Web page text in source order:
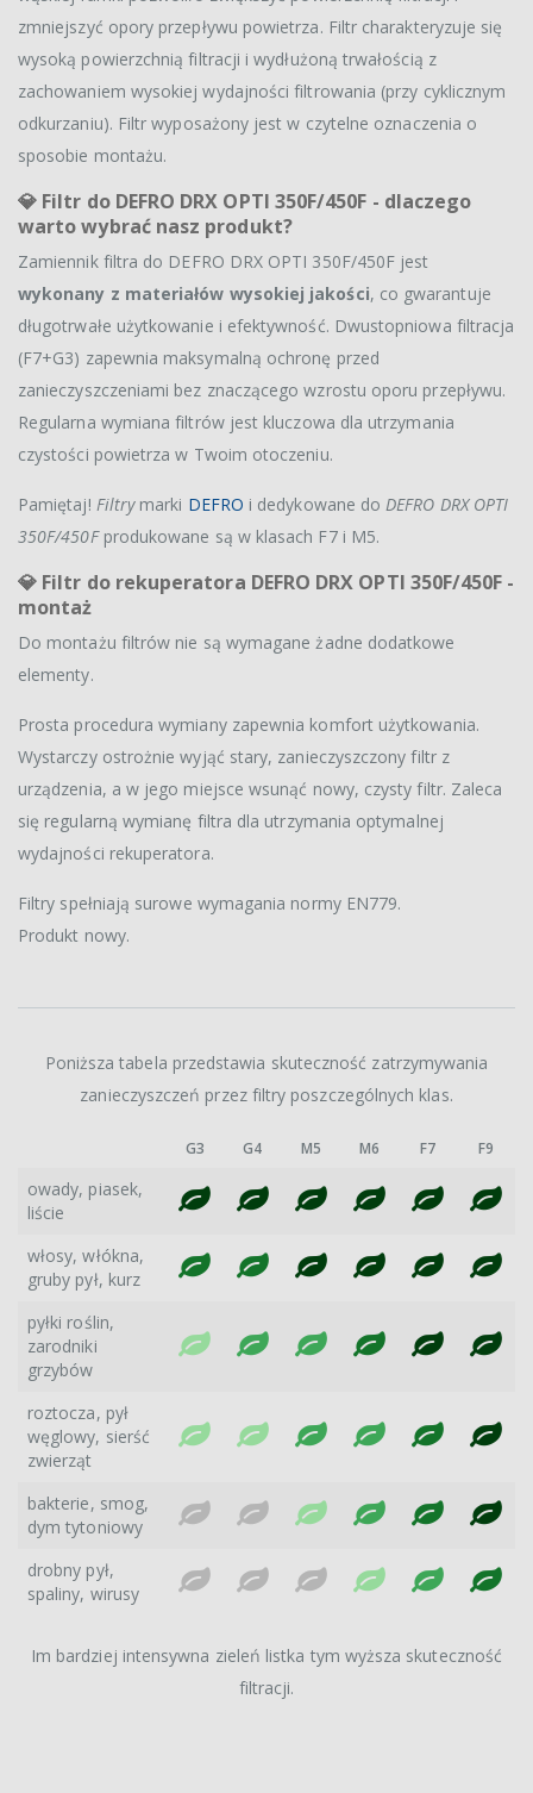
zmniejszyć opory przepływu powietrza. Filtr charakteryzuje się
wysoką powierzchnią filtracji i wydłużoną trwałością z
zachowaniem wysokiej wydajności filtrowania (przy cyklicznym
odkurzaniu). Filtr wyposażony jest w czytelne oznaczenia o
sposobie montażu.
💎 Filtr do DEFRO DRX OPTI 350F/450F - dlaczego
warto wybrać nasz produkt?
Zamiennik filtra do DEFRO DRX OPTI 350F/450F jest
wykonany z materiałów wysokiej jakości, co gwarantuje
długotrwałe użytkowanie i efektywność. Dwustopniowa filtracja
(F7+G3) zapewnia maksymalną ochronę przed
zanieczyszczeniami bez znaczącego wzrostu oporu przepływu.
Regularna wymiana filtrów jest kluczowa dla utrzymania
czystości powietrza w Twoim otoczeniu.
Pamiętaj! Filtrymarki DEFRO i dedykowane do DEFRO DRX OPTI
350F/450Fprodukowane są w klasach F7 i M5.
💎 Filtr do rekuperatora DEFRO DRX OPTI 350F/450F -
montaż
Do montażu filtrów nie są wymagane żadne dodatkowe
elementy.
Prosta procedura wymiany zapewnia komfort użytkowania.
Wystarczy ostrożnie wyjąć stary, zanieczyszczony filtr z
urządzenia, a w jego miejsce wsunąć nowy, czysty filtr. Zaleca
się regularną wymianę filtra dla utrzymania optymalnej
wydajności rekuperatora.
Filtry spełniają surowe wymagania normy EN779.
Produkt nowy.
Poniższa tabela przedstawia skuteczność zatrzymywania
zanieczyszczeń przez filtry poszczególnych klas.
G3 G4 M5 M6 F7 F9
owady, piasek,
liście
włosy, włókna,
gruby pył, kurz
pyłki roślin,
zarodniki
grzybów
roztocza, pył
węglowy, sierść
zwierząt
bakterie, smog,
dym tytoniowy
drobny pył,
spaliny, wirusy
Im bardziej intensywna zieleń listka tym wyższa skuteczność
filtracji.